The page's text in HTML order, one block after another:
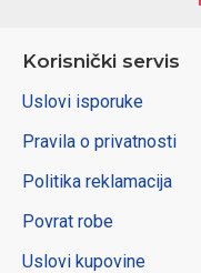
Korisnički servis
Uslovi isporuke
Pravila o privatnosti
Politika reklamacija
Povrat robe
Uslovi kupovine